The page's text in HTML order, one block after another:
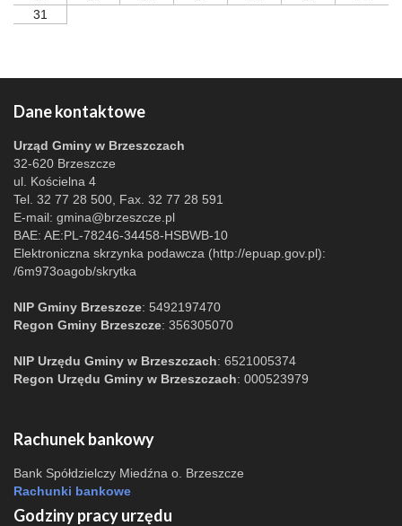
31
Dane kontaktowe
Urząd Gminy w Brzeszczach
32-620 Brzeszcze
ul. Kościelna 4
Tel. 32 77 28 500, Fax. 32 77 28 591
E-mail: gmina@brzeszcze.pl
BAE: AE:PL-78246-34458-HSBWB-10
Elektroniczna skrzynka podawcza (http://epuap.gov.pl):
/6m973oagob/skrytka
NIP Gminy Brzeszcze: 5492197470
Regon Gminy Brzeszcze: 356305070
NIP Urzędu Gminy w Brzeszczach: 6521005374
Regon Urzędu Gminy w Brzeszczach: 000523979
Rachunek bankowy
Bank Spółdzielczy Miedźna o. Brzeszcze
Rachunki bankowe
Godziny pracy urzędu